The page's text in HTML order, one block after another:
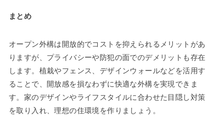
まとめ
オープン外構は開放的でコストを抑えられるメリットがあ
りますが、プライバシーや防犯の面でのデメリットも存在
します。植栽やフェンス、デザインウォールなどを活用す
ることで、開放感を損なわずに快適な外構を実現できま
す。家のデザインやライフスタイルに合わせた目隠し対策
を取り入れ、理想の住環境を作りましょう。